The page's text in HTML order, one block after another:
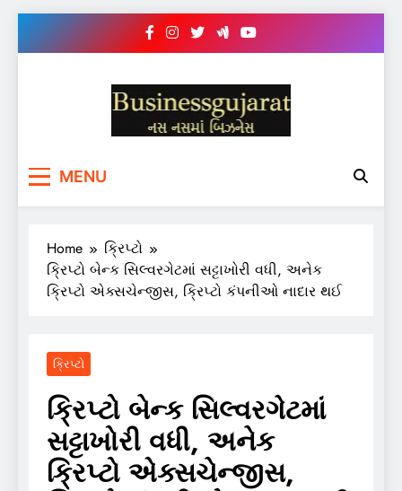
BUSINESS GUJARAT
MENU
Home
ક્રિપ્ટો
ક્રિપ્ટો બેન્ક સિલ્વરગેટમાં સટ્ટાખોરી વધી, અનેક
ક્રિપ્ટો એક્સચેન્જીસ, ક્રિપ્ટો કંપનીઓ નાદાર થઈ
ક્રિપ્ટો
ક્રિપ્ટો બેન્ક સિલ્વરગેટમાં
સટ્ટાખોરી વધી, અનેક
ક્રિપ્ટો એક્સચેન્જીસ,